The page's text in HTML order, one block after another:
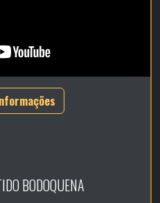
BODOQUENA